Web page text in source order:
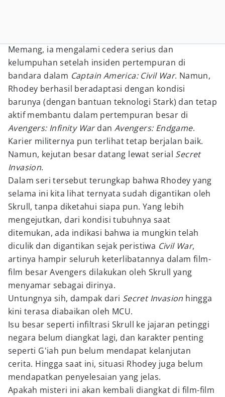
Memang, ia mengalami cedera serius dan
kelumpuhan setelah insiden pertempuran di
bandara dalam Captain America: Civil War. Namun,
Rhodey berhasil beradaptasi dengan kondisi
barunya (dengan bantuan teknologi Stark) dan tetap
aktif membantu dalam pertempuran besar di
Avengers: Infinity Wardan Avengers: Endgame.
Karier militernya pun terlihat tetap berjalan baik.
Namun, kejutan besar datang lewat serial Secret
Invasion.
Dalam seri tersebut terungkap bahwa Rhodey yang
selama ini kita lihat ternyata sudah digantikan oleh
Skrull, tanpa diketahui siapa pun. Yang lebih
mengejutkan, dari kondisi tubuhnya saat
ditemukan, ada indikasi bahwa ia mungkin telah
diculik dan digantikan sejak peristiwa Civil War,
artinya hampir seluruh keterlibatannya dalam film-
film besar Avengers dilakukan oleh Skrull yang
menyamar sebagai dirinya.
Untungnya sih, dampak dari Secret Invasion hingga
kini terasa diabaikan oleh MCU.
Isu besar seperti infiltrasi Skrull ke jajaran petinggi
negara belum diangkat lagi, dan karakter penting
seperti G'iah pun belum mendapat kelanjutan
cerita. Hingga saat ini, situasi Rhodey juga belum
mendapatkan penyelesaian yang jelas.
Apakah misteri ini akan kembali diangkat di film-film